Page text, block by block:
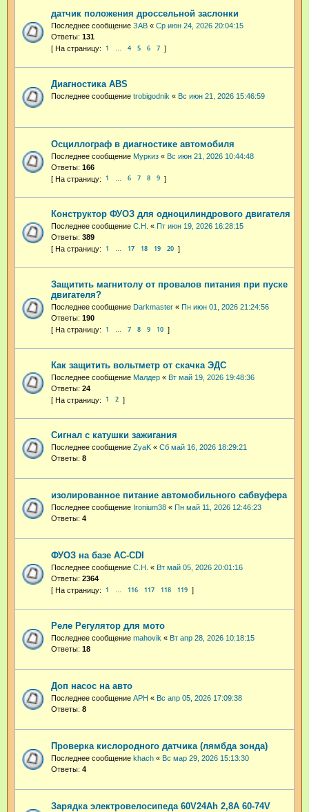
датчик положения дроссельной заслонки
Последнее сообщение ЗАВ « Ср июн 24, 2026 20:04:15
Ответы: 131
1 … 4 5 6 7
Диагностика ABS
Последнее сообщение trobigodnik « Вс июн 21, 2026 15:46:59
Осциллограф в диагностике автомобиля
Последнее сообщение Муркиз « Вс июн 21, 2026 10:44:48
Ответы: 166
1 6 7 8 9
Конструктор ФУОЗ для одноцилиндрового двигателя
Последнее сообщение С.Н. « Пт июн 19, 2026 16:28:15
Ответы: 389
1 … 17 18 19 20
Защитить магнитолу от провалов питания при пуске
двигателя?
Последнее сообщение Darkmaster « Пн июн 01, 2026 21:24:56
Ответы: 190
1 7 8 9 10
Как защитить вольтметр от скачка ЭДС
Последнее сообщение Малдер « Вт май 19, 2026 19:48:36
Ответы: 24
1 2
Сигнал с катушки зажигания
Последнее сообщение ZyaK « Сб май 16, 2026 18:29:21
Ответы: 8
изолированное питание автомобильного сабвуфера
Последнее сообщение Ironium38 « Пн май 11, 2026 12:46:23
Ответы: 4
ФУОЗ на базе AC-CDI
Последнее сообщение С.Н. « Вт май 05, 2026 20:01:16
Ответы: 2364
1 … 116 117 118 119
Реле Регулятор для мото
Последнее сообщение mahovik « Вт апр 28, 2026 10:18:15
Ответы: 18
Доп насос на авто
Последнее сообщение АРН « Вс апр 05, 2026 17:09:38
Ответы: 8
Проверка кислородного датчика (лямбда зонда)
Последнее сообщение khach « Вс мар 29, 2026 15:13:30
Ответы: 4
Зарядка электровелосипеда 60V24Ah 2,8A 60-74V